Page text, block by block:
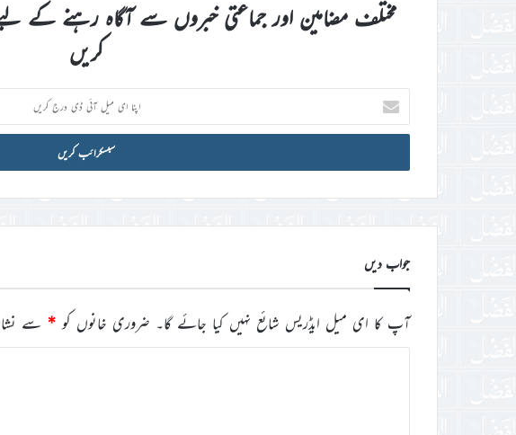
مختلف مضامین اور جماعتی خبروں سے آگاہ رہنے کے
کریں
اپنا
ای
میل
ڈی
جواب دیں
آپ کا ای میل ایڈریس شائع نہیں کیا جائے گا۔ ضروری خانوں کو * سے